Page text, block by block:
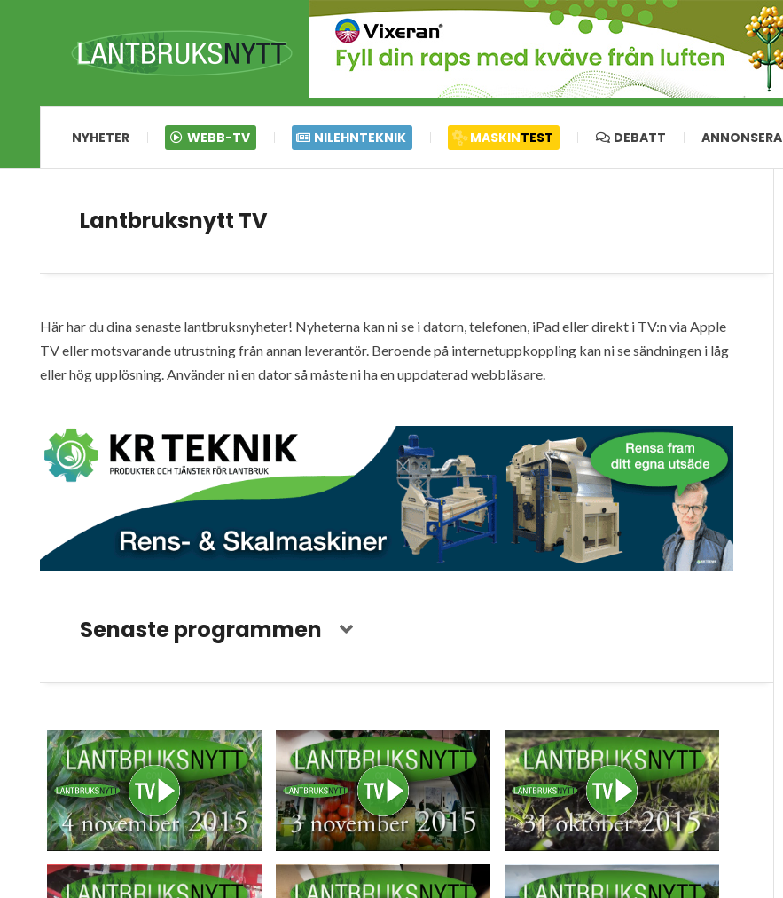
NYHETER WEBB-TV NILEHNTEKNIK MASKINTEST DEBATT ANNONSERA
Lantbruksnytt TV
Här har du dina senaste lantbruksnyheter! Nyheterna kan ni se i datorn, telefonen, iPad eller direkt i TV:n via Apple
TV eller motsvarande utrustning från annan leverantör. Beroende på internetuppkoppling kan ni se sändningen i låg
eller hög upplösning. Använder ni en dator så måste ni ha en uppdaterad webbläsare.
Senaste programmen